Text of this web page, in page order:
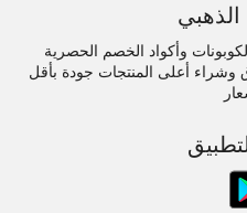
الذهبي
وأكواد الخصم الحصرية
وشراء أعلى المنتجات جودة بأقل